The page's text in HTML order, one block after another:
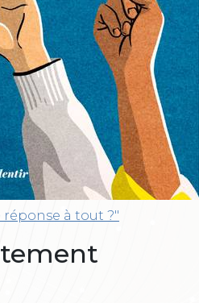
réponse à tout ?"